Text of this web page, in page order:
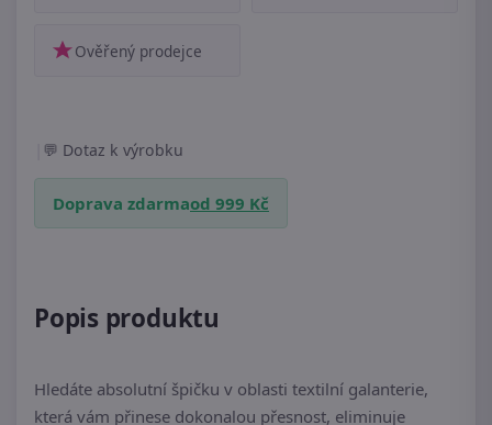
Ověřený prodejce
Dotaz k výrobku
Doprava zdarmaod 999 Kč
Popis produktu
Hledáte absolutní špičku v oblasti textilní galanterie,
která vám přinese dokonalou přesnost, eliminuje